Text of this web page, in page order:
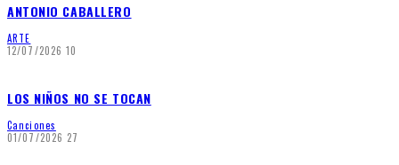
ANTONIO CABALLERO
ARTE
12/07/2026 10
LOS NIÑOS NO SE TOCAN
Canciones
01/07/2026 27